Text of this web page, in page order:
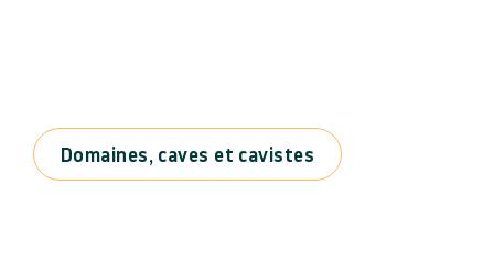
Domaines, caves et cavistes